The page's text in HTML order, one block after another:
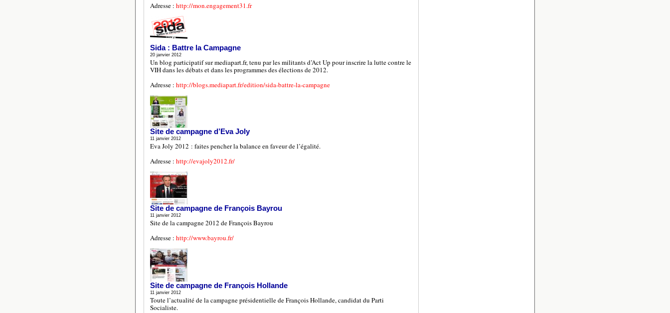
Adresse : http://mon.engagement31.fr
Sida : Battre la Campagne
20 janvier 2012
Un blog participatif sur mediapart.fr, tenu par les militants d’Act Up pour inscrire la lutte contre le
VIH dans les débats et dans les programmes des élections de 2012.
Adresse : http://blogs.mediapart.fr/edition/sida-battre-la-campagne
Site de campagne d’Eva Joly
11 janvier 2012
Eva Joly 2012 : faites pencher la balance en faveur de l’égalité.
Adresse : http://evajoly2012.fr/
Site de campagne de François Bayrou
11 janvier 2012
Site de la campagne 2012 de François Bayrou
Adresse : http://www.bayrou.fr/
Site de campagne de François Hollande
11 janvier 2012
Toute l’actualité de la campagne présidentielle de François Hollande, candidat du Parti
Socialiste.